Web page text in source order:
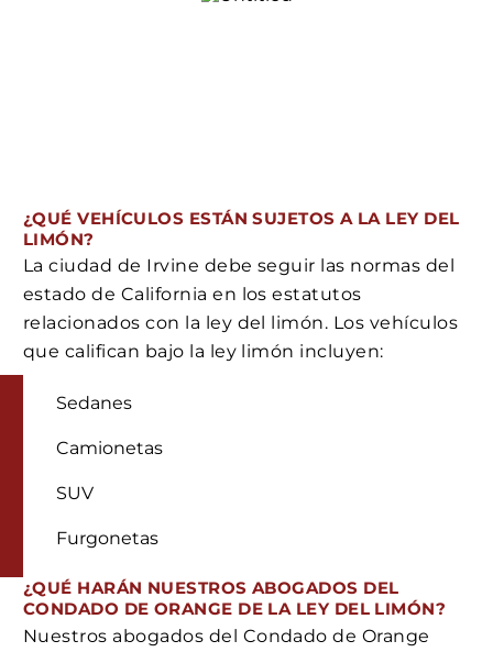
¿QUÉ VEHÍCULOS ESTÁN SUJETOS A LA LEY DEL
LIMÓN?
La ciudad de Irvine debe seguir las normas del
estado de California en los estatutos
relacionados con la ley del limón. Los vehículos
que califican bajo la ley limón incluyen:
Sedanes
Camionetas
SUV
Furgonetas
¿QUÉ HARÁN NUESTROS ABOGADOS DEL
CONDADO DE ORANGE DE LA LEY DEL LIMÓN?
Nuestros abogados del Condado de Orange